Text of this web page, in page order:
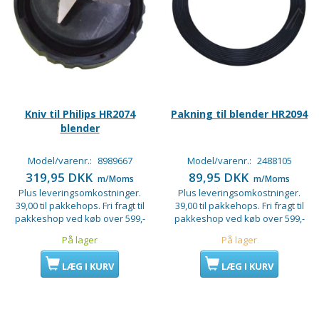
Kniv til Philips HR2074
blender
Model/varenr.: 8989667
319,95 DKK m/Moms
Plus leveringsomkostninger.
39,00 til pakkehops. Fri fragt til
pakkeshop ved køb over 599,-
På lager
LÆG I KURV
Pakning til blender HR2094
Model/varenr.: 2488105
89,95 DKK m/Moms
Plus leveringsomkostninger.
39,00 til pakkehops. Fri fragt til
pakkeshop ved køb over 599,-
På lager
LÆG I KURV